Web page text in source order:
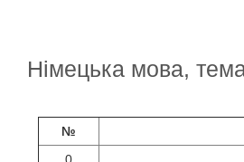
Німецька мова,
№